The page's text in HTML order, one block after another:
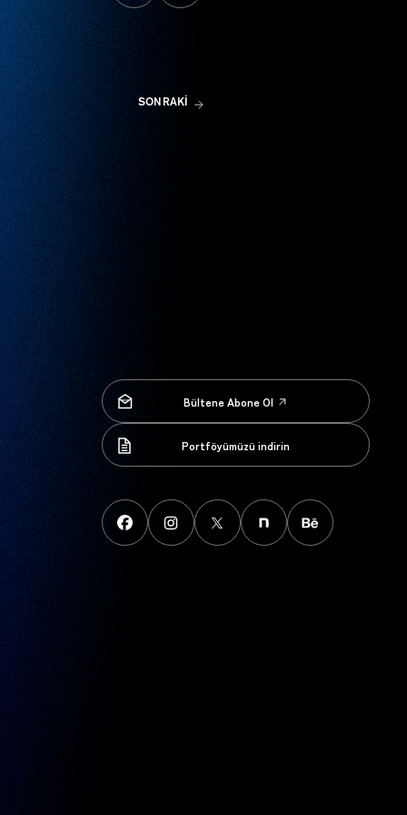
SONRAKİ
Bültene Abone Ol
Bültene Abone Ol
Portföyümüzü indirin
Portföyümüzü indirin
FaceBook instagram note behance